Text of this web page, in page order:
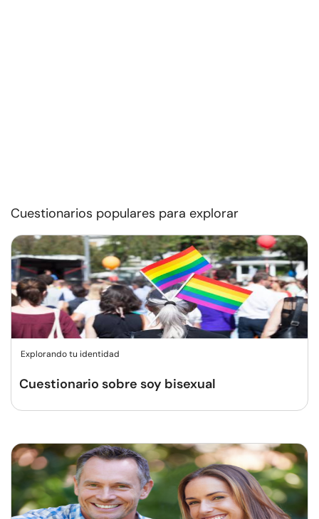
Cuestionarios populares para explorar
Explorando tu identidad
Cuestionario sobre soy bisexual